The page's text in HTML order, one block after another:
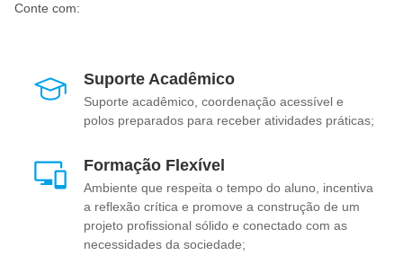
Conte com:
Suporte Acadêmico
Suporte acadêmico, coordenação acessível e
polos preparados para receber atividades práticas;
Formação Flexível
Ambiente que respeita o tempo do aluno, incentiva
a reflexão crítica e promove a construção de um
projeto profissional sólido e conectado com as
necessidades da sociedade;